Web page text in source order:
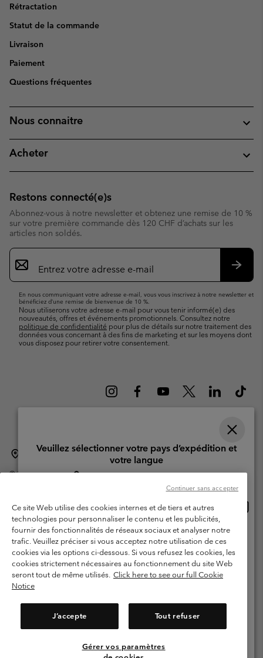
Rétractation
Statut de la commande
Livraison
Paiement
Questions fréquentes
Nous connaitre
Acheter
Restons connecté(e)s
Abonnez-vous à notre newsletter et obtenez une remise de 10 %
sur votre première commande dès 120 CHF d’achats sur les
articles non soldés.
Inscription
par
e-
En nous communiquant votre adresse e-mail, vous vous inscrivez à notre newsletter et
bénéficiez d’une remise de bienvenue de 10 %.
Nous utiliserons votre adresse e-mail pour vous tenir informé(e) des
nouveautés, offres et événements promotionnels. Consultez notre
politique de confidentialité pour plus de détails sur notre traitement des
données vous concernant à des fins de marketing et sur les moyens dont
vous disposez pour retirer votre consentement.
Suisse (français) | English ›| Deutsch › | italiano ›
©2026Columbia Sportswear Company. Avenue des Morgines, 12 1213
Garanties Légales
Politique de confidentialité
Conditions d'utilisation - Membres
Conditions D'utilisation - Contenu généré par l'utilisateur
Impressum
Cookies
Ce site Web utilise des cookies internes et de tiers et autres
technologies pour personnaliser le contenu et les publicités,
fournir des fonctionnalités de réseaux sociaux et analyser notre
trafic. Veuillez préciser si vous acceptez notre utilisation de ces
cookies via les options ci-dessous. Si vous refusez les cookies, les
cookies strictement nécessaires au fonctionnement du site Web
seront tout de même utilisés. Click here to see our full Cookie
Notice
J’accepte Tout refuser
Gérer vos paramètres
Continuer sans accepter
Veuillez sélectionner votre pays d’expédition et
votre langue
United States
Switzerland-English
Switzerland-Deutsch
Switzerland-Italiano
Voir Tous Les Pays